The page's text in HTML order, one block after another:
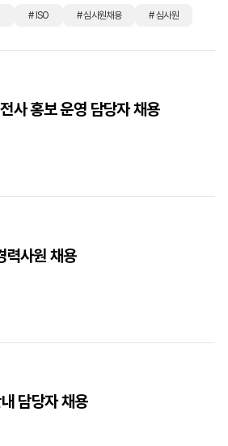
# ISO # 심사원채용 # 심사원
사 홍보 운영 담당자 채용
력사원 채용
담당자 채용